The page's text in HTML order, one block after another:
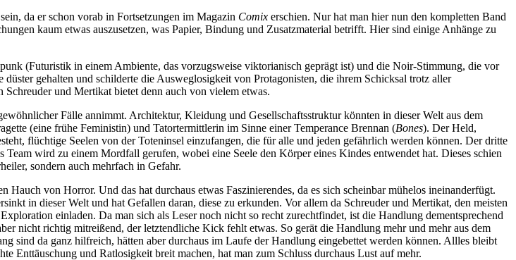
da er schon vorab in Fortsetzungen im Magazin Comix erschien. Nur hat man hier nun den kompletten Band
kaum etwas auszusetzen, was Papier, Bindung und Zusatzmaterial betrifft. Hier sind einige Anhänge zu
(Futuristik in einem Ambiente, das vorzugsweise viktorianisch geprägt ist) und die Noir-Stimmung, die vor
gehalten und schilderte die Ausweglosigkeit von Protagonisten, die ihrem Schicksal trotz aller
und Mertikat bietet denn auch von vielem etwas.
Fälle annimmt. Architektur, Kleidung und Gesellschaftsstruktur könnten in dieser Welt aus dem
(eine frühe Feministin) und Tatortermittlerin im Sinne einer Temperance Brennan (Bones). Der Held,
flüchtige Seelen von der Toteninsel einzufangen, die für alle und jeden gefährlich werden können. Der dritte
wird zu einem Mordfall gerufen, wobei eine Seele den Körper eines Kindes entwendet hat. Dieses schien
sondern auch mehrfach in Gefahr.
von Horror. Und das hat durchaus etwas Faszinierendes, da es sich scheinbar mühelos ineinanderfügt.
in dieser Welt und hat Gefallen daran, diese zu erkunden. Vor allem da Schreuder und Mertikat, den meisten
einladen. Da man sich als Leser noch nicht so recht zurechtfindet, ist die Handlung dementsprechend
nicht richtig mitreißend, der letztendliche Kick fehlt etwas. So gerät die Handlung mehr und mehr aus dem
sind da ganz hilfreich, hätten aber durchaus im Laufe der Handlung eingebettet werden können. Allles bleibt
Enttäuschung und Ratlosigkeit breit machen, hat man zum Schluss durchaus Lust auf mehr.